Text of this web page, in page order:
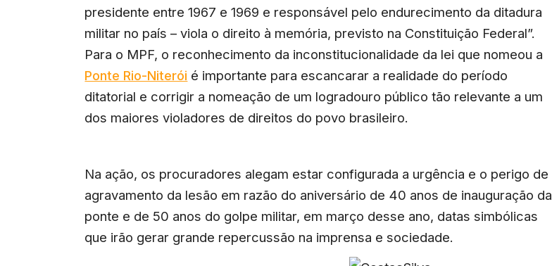
presidente entre 1967 e 1969 e responsável pelo endurecimento da ditadura
militar no país – viola o direito à memória, previsto na Constituição Federal”.
Para o MPF, o reconhecimento da inconstitucionalidade da lei que nomeou a
Ponte Rio-Niterói é importante para escancarar a realidade do período
ditatorial e corrigir a nomeação de um logradouro público tão relevante a um
dos maiores violadores de direitos do povo brasileiro.
Na ação, os procuradores alegam estar configurada a urgência e o perigo de
agravamento da lesão em razão do aniversário de 40 anos de inauguração da
ponte e de 50 anos do golpe militar, em março desse ano, datas simbólicas
que irão gerar grande repercussão na imprensa e sociedade.